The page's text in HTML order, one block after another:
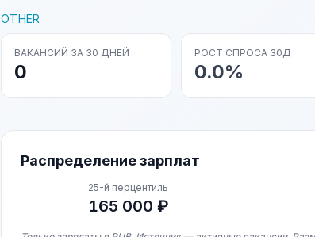
OTHER
ВАКАНСИЙ ЗА 30 ДНЕЙ
0
РОСТ СПРОСА 30Д
0.0%
Распределение зарплат
25-й перцентиль
165 000 ₽